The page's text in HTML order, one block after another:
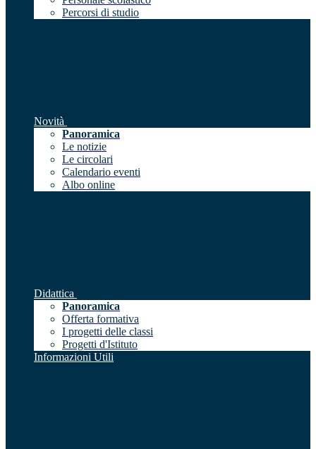
Percorsi di studio
Novità
Panoramica
Le notizie
Le circolari
Calendario eventi
Albo online
Didattica
Panoramica
Offerta formativa
I progetti delle classi
Progetti d'Istituto
Informazioni Utili